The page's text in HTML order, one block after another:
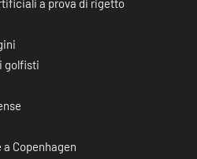
a prova di rigetto
golfisti
Copenhagen